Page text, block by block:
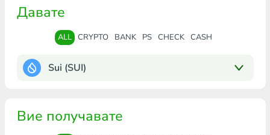
Давате
ALL CRYPTO BANK PS CHECK CASH
Sui (SUI)
Вие получавате